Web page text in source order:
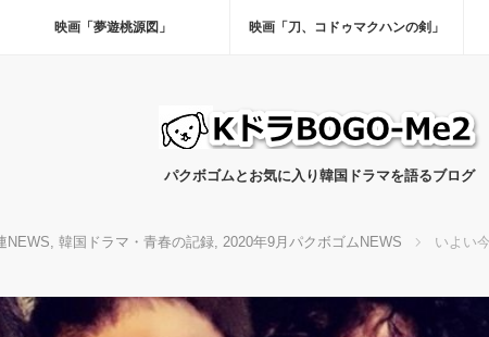
映画「夢遊桃源図」 映画「刀、コドゥマクハンの剣」
パクボゴムとお気に入り韓国ドラマを語るブログ
NEWS, 韓国ドラマ・青春の記録, 2020年9月パクボゴムNEWS
いよい